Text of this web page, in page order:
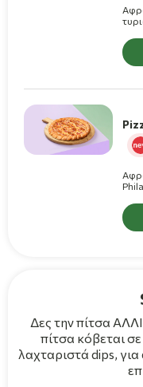
top.
Δες την πίτσα
πίτσα κόβεται
λαχταριστά dips,